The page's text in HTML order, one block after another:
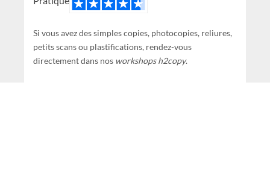
Si vous avez des simples copies, photocopies, reliures,
petits scans ou plastifications, rendez-vous
directement dans nos workshops h2copy.